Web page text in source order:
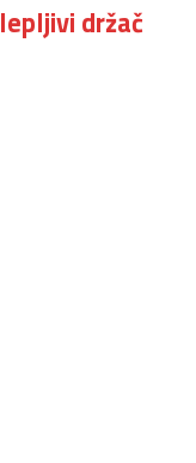
držač